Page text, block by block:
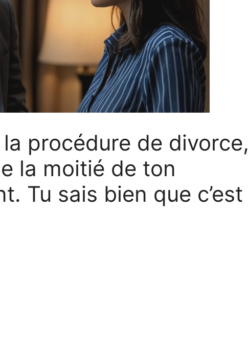
la procédure de divorce,
la moitié de ton
Tu sais bien que c’est